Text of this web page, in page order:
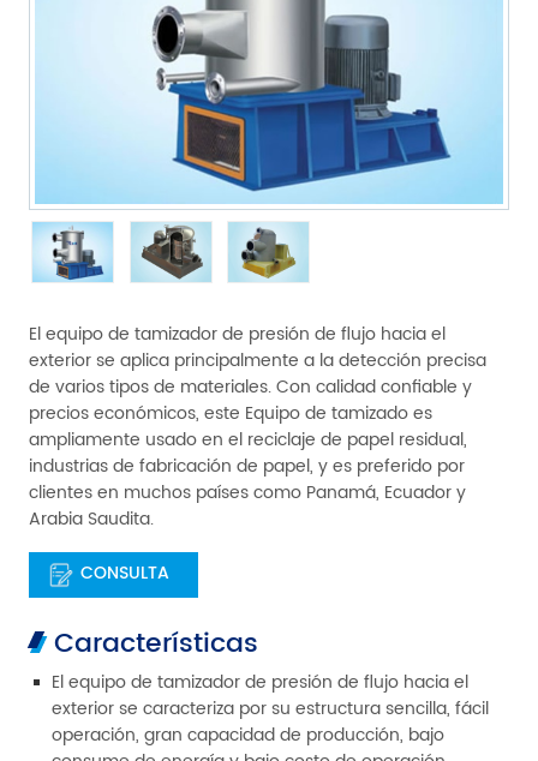
El equipo de tamizador de presión de flujo hacia el
exterior se aplica principalmente a la detección precisa
de varios tipos de materiales. Con calidad confiable y
precios económicos, este Equipo de tamizado es
ampliamente usado en el reciclaje de papel residual,
industrias de fabricación de papel, y es preferido por
clientes en muchos países como Panamá, Ecuador y
Arabia Saudita.
CONSULTA
Características
El equipo de tamizador de presión de flujo hacia el
exterior se caracteriza por su estructura sencilla, fácil
operación, gran capacidad de producción, bajo